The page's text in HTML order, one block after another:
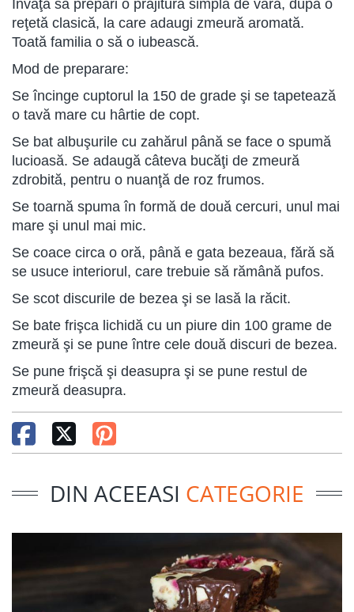
Învaţă să prepari o prăjitură simplă de vară, după o
reţetă clasică, la care adaugi zmeură aromată.
Toată familia o să o iubească.
Mod de preparare:
Se încinge cuptorul la 150 de grade şi se tapetează
o tavă mare cu hârtie de copt.
Se bat albuşurile cu zahărul până se face o spumă
lucioasă. Se adaugă câteva bucăţi de zmeură
zdrobită, pentru o nuanţă de roz frumos.
Se toarnă spuma în formă de două cercuri, unul mai
mare şi unul mai mic.
Se coace circa o oră, până e gata bezeaua, fără să
se usuce interiorul, care trebuie să rămână pufos.
Se scot discurile de bezea şi se lasă la răcit.
Se bate frişca lichidă cu un piure din 100 grame de
zmeură şi se pune între cele două discuri de bezea.
Se pune frişcă şi deasupra şi se pune restul de
zmeură deasupra.
DIN ACEEASI CATEGORIE